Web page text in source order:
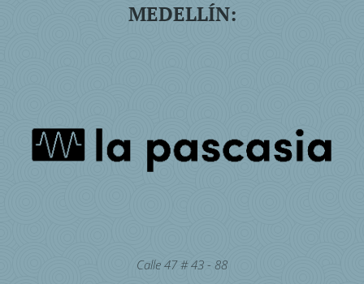
MEDELLÍN:
Calle 47 # 43 - 88